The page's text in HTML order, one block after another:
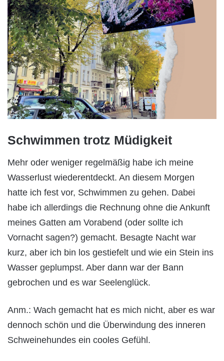
Schwimmen trotz Müdigkeit
Mehr oder weniger regelmäßig habe ich meine
Wasserlust wiederentdeckt. An diesem Morgen
hatte ich fest vor, Schwimmen zu gehen. Dabei
habe ich allerdings die Rechnung ohne die Ankunft
meines Gatten am Vorabend (oder sollte ich
Vornacht sagen?) gemacht. Besagte Nacht war
kurz, aber ich bin los gestiefelt und wie ein Stein ins
Wasser geplumpst. Aber dann war der Bann
gebrochen und es war Seelenglück.
Anm.: Wach gemacht hat es mich nicht, aber es war
dennoch schön und die Überwindung des inneren
Schweinehundes ein cooles Gefühl.